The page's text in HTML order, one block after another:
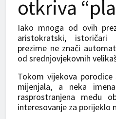
otkriva
Iako mnoga od ovih
aristokratski,
prezime ne znači
od srednjovjekovnih
Tokom vijekova porodice
mijenjala, a neka
rasprostranjena među
interesovanje za porijeklo